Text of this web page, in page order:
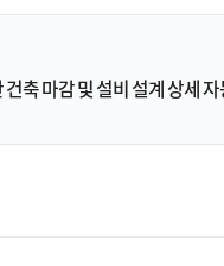
건축 마감 및 설비 설계 상세